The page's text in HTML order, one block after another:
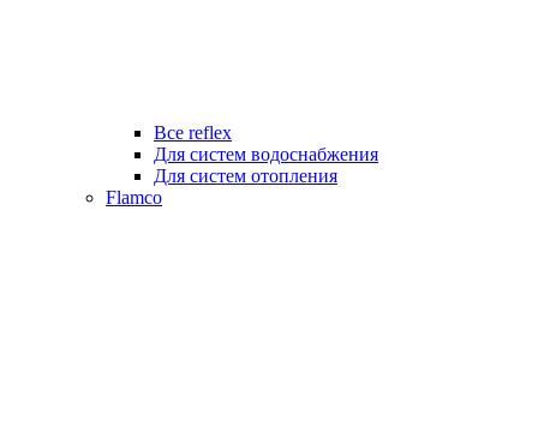
Все reflex
Для систем водоснабжения
Для систем отопления
Flamco